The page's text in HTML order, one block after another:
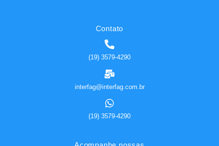
Contato
(19) 3579-4290
interfag@interfag.com.br
(19) 3579-4290